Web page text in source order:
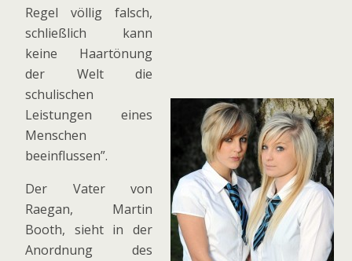
Regel völlig falsch,
schließlich kann
keine Haartönung
der Welt die
schulischen
Leistungen eines
Menschen
beeinflussen”.
Der Vater von
Raegan, Martin
Booth, sieht in der
Anordnung des